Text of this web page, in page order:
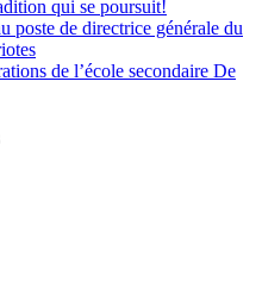
qui se poursuit!
de directrice générale du
de l’école secondaire De